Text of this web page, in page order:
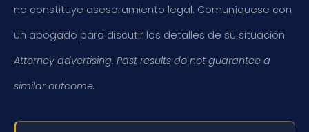
no constituye asesoramiento legal. Comuníquese con
un abogado para discutir los detalles de su situación.
Attorney advertising. Past results do not guarantee a
similar outcome.